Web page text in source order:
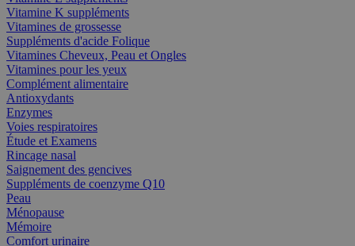
Vitamine K suppléments
Vitamines de grossesse
Suppléments d'acide Folique
Vitamines Cheveux, Peau et Ongles
Vitamines pour les yeux
Complément alimentaire
Antioxydants
Enzymes
Voies respiratoires
Étude et Examens
Rincage nasal
Saignement des gencives
Suppléments de coenzyme Q10
Peau
Ménopause
Mémoire
Comfort urinaire